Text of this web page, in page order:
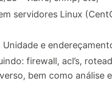
servidores Linux
e
firewall, acl’s,
bem como análise